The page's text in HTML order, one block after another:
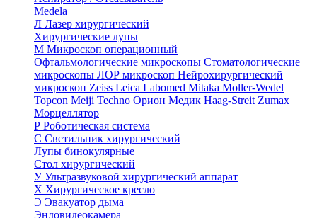
Medela
Л Лазер хирургический
Хирургические лупы
М Микроскоп операционный
Офтальмологические микроскопы Стоматологические
микроскопы ЛОР микроскоп Нейрохирургический
микроскоп Zeiss Leica Labomed Mitaka Moller-Wedel
Topcon Meiji Techno Орион Медик Haag-Streit Zumax
Морцеллятор
Р Роботическая система
С Светильник хирургический
Лупы бинокулярные
Стол хирургический
УУльтразвуковой хирургический аппарат
Х Хирургическое кресло
Э Эвакуатор дыма
Эндовидеокамера